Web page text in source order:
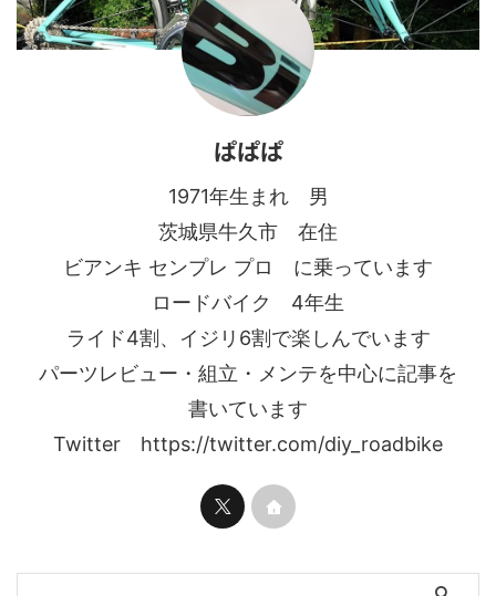
ぱぱぱ
1971年生まれ 男
茨城県牛久市 在住
ビアンキ センプレ プロ に乗っています
ロードバイク 4年生
ライド4割、イジリ6割で楽しんでいます
パーツレビュー・組立・メンテを中心に記事を
書いています
Twitter https://twitter.com/diy_roadbike